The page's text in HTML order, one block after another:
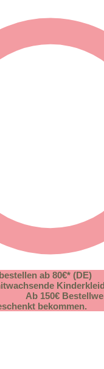
ab 80€* (DE)
Ab 150€
bekommen.